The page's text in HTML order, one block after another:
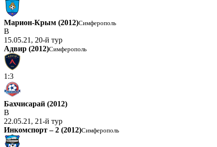
Марион-Крым (2012)Симферополь
В
15.05.21, 20-й тур
Адвир (2012)Симферополь
1:3
Бахчисарай (2012)
В
22.05.21, 21-й тур
Инкомспорт – 2 (2012)Симферополь